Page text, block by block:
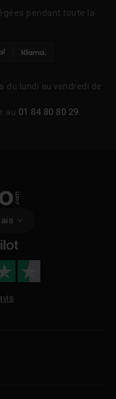
pendant toute la
du lundi au vendredi de
au 01 84 80 80 29